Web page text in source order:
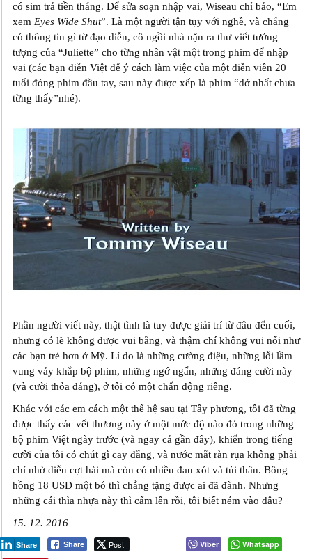
có sim trả tiền tháng. Để sửa soạn nhập vai, Wiseau chỉ bảo, “Em
xem E‎yes Wide Shut”. Là một người tận tụy với nghề, và chẳng
có thông tin gì từ đạo diễn, cô ngồi nhà nặn ra thư viết tưởng
tượng của “Juliette” cho từng nhân vật một trong phim để nhập
vai (các bạn diễn Việt để ý cách làm việc của một diễn viên 20
tuổi đóng phim đầu tay, sau này được xếp là phim “dở nhất chưa
từng thấy”nhé).
Phần người viết này, thật tình là tuy được giải trí từ đâu đến cuối,
nhưng có lẽ không được vui bằng, và thậm chí không vui nổi như
các bạn trẻ hơn ở Mỹ. Lí do là những cường điệu, những lỗi lầm
vung vảy khắp bộ phim, những ngớ ngẩn, những đáng cười này
(và cười thỏa đáng), ở tôi có một chấn động riêng.
Khác với các em cách một thế hệ sau tại Tây phương, tôi đã từng
được thấy các vết thương này ở một mức độ nào đó trong những
bộ phim Việt ngày trước (và ngay cả gần đây), khiến trong tiếng
cười của tôi có chút gì cay đắng, và nước mắt ràn rụa không phải
chỉ nhờ diễu cợt hài mà còn có nhiều đau xót và tủi thân. Bông
hồng 18 USD một bó thì chẳng tặng được ai đã đành. Nhưng
những cái thìa nhựa này thì cấm lên rồi, tôi biết ném vào đâu?
15. 12. 2016
Share Post
Share Viber
Whatsapp